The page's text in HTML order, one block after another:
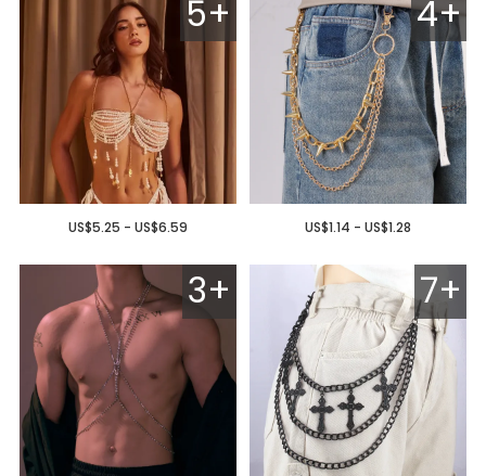
4+
US$1.14 - US$1.28
5+
US$5.25 - US$6.59
7+
3+